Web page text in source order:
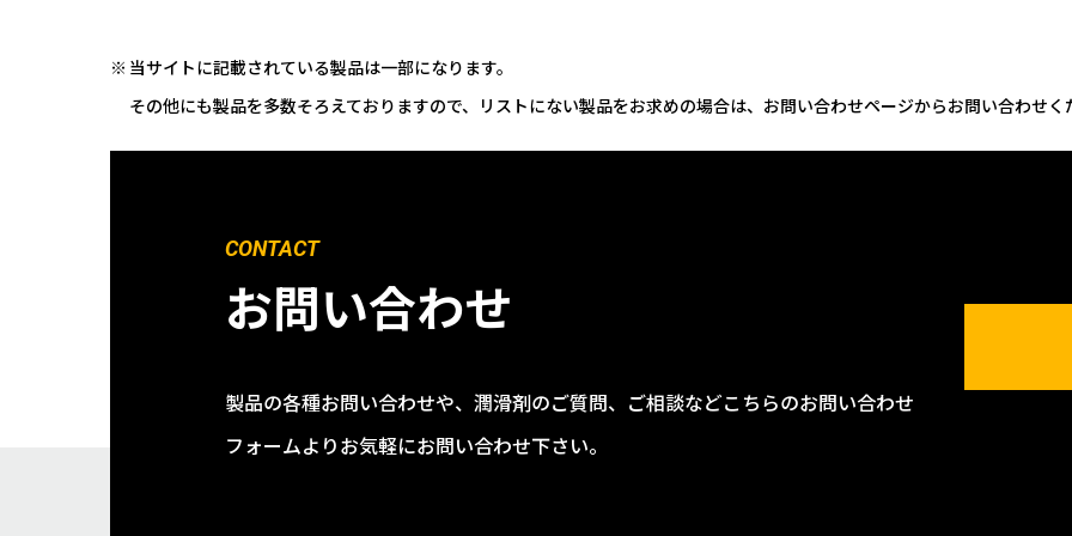
当サイトに記載されている製品は一部になります。
その他にも製品を多数そろえておりますので、リストにない製品をお求めの場合は、お問い合わせページからお問い合わせく
CONTACT
お問い合わせ
製品の各種お問い合わせや、潤滑剤のご質問、ご相談などこちらのお問い合わせ
フォームよりお気軽にお問い合わせ下さい。